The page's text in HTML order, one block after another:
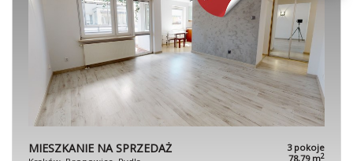
MIESZKANIE NA SPRZEDAŻ
3 pokoje
78,79 m2